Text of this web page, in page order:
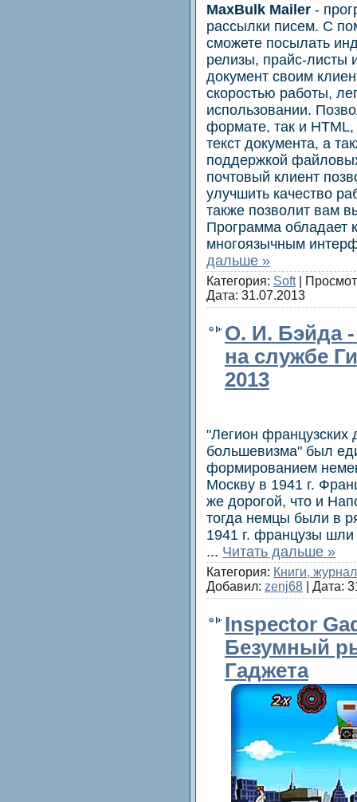
MaxBulk Mailer -
рассылки писем. С
сможете посылать
релизы, прайс-листы
документ своим
скоростью работы,
использовании.
формате, так и
текст документа, а
поддержкой
почтовый клиент
улучшить качество
также позволит вам
Программа обладает
многоязычным
дальше »
Категория: Soft|
Дата: 31.07.2013
О. И. Бэйда -
на службе
2013
"Легион французских
большевизма" был
формированием
Москву в 1941 г.
же дорогой, что и
тогда немцы были в
1941 г. французы шли
... Читать дальше »
Категория: Книги,
Добавил: zenj68 | Дата:
Inspector
Безумный
Гаджета